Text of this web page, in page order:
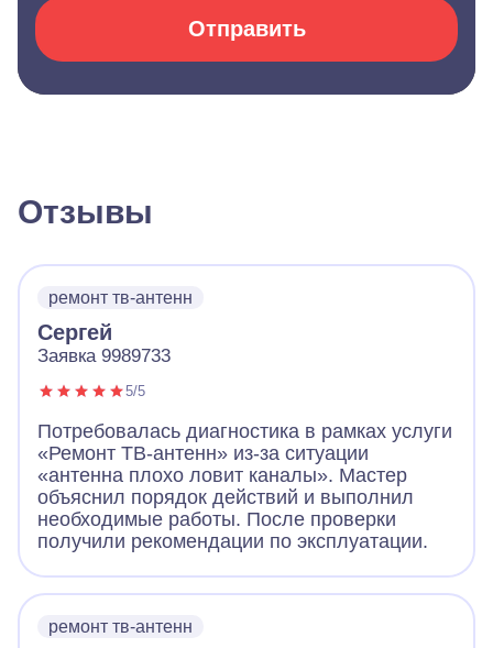
Отправить
Отзывы
ремонт тв-антенн
Сергей
Заявка 9989733
5/5
Потребовалась диагностика в рамках услуги
«Ремонт ТВ-антенн» из-за ситуации
«антенна плохо ловит каналы». Мастер
объяснил порядок действий и выполнил
необходимые работы. После проверки
получили рекомендации по эксплуатации.
ремонт тв-антенн